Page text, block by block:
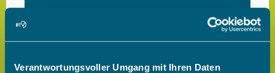
Verantwortungsvoller Umgang mit Ihren Daten